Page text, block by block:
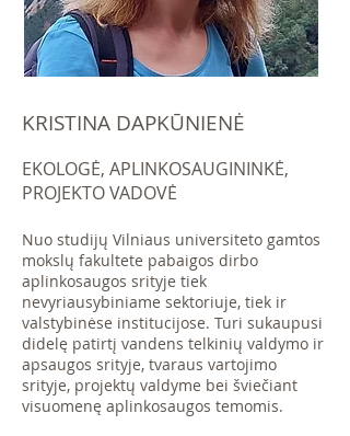
KRISTINA DAPKŪNIENĖ
EKOLOGĖ, APLINKOSAUGININKĖ,
PROJEKTO VADOVĖ
Nuo studijų Vilniaus universiteto gamtos
mokslų fakultete pabaigos dirbo
aplinkosaugos srityje tiek
nevyriausybiniame sektoriuje, tiek ir
valstybinėse institucijose. Turi sukaupusi
didelę patirtį vandens telkinių valdymo ir
apsaugos srityje, tvaraus vartojimo
srityje, projektų valdyme bei šviečiant
visuomenę aplinkosaugos temomis.